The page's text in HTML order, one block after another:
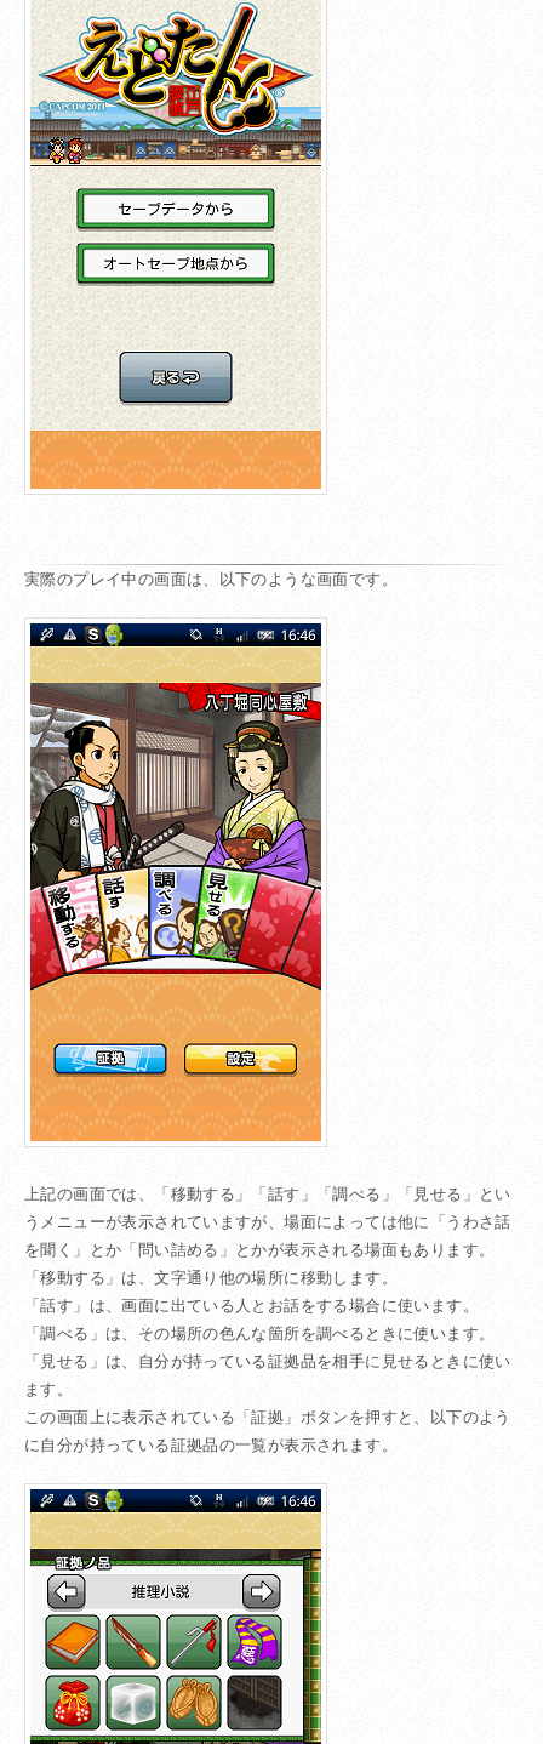
実際のプレイ中の画面は、以下のような画面です。
上記の画面では、「移動する」「話す」「調べる」「見せる」とい
うメニューが表示されていますが、場面によっては他に「うわさ話
を聞く」とか「問い詰める」とかが表示される場面もあります。
「移動する」は、文字通り他の場所に移動します。
「話す」は、画面に出ている人とお話をする場合に使います。
「調べる」は、その場所の色んな箇所を調べるときに使います。
「見せる」は、自分が持っている証拠品を相手に見せるときに使い
ます。
この画面上に表示されている「証拠」ボタンを押すと、以下のよう
に自分が持っている証拠品の一覧が表示されます。